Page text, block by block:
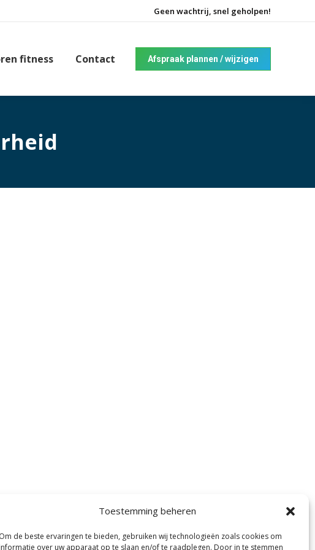
Toestemming beheren
Om de beste ervaringen te bieden, gebruiken wij technologieën zoals cookies om
informatie over uw apparaat op te slaan en/of te raadplegen. Door in te stemmen
Geen wachtrij, snel geholpen!
fitness Contact Afspraak plannen / wijzigen